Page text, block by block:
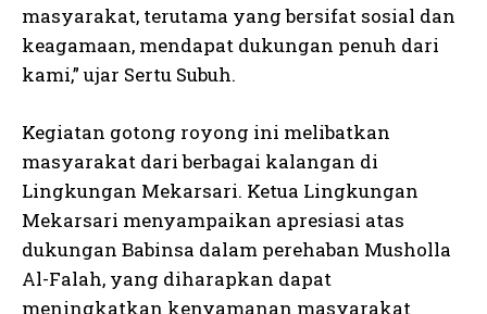
masyarakat, terutama yang bersifat sosial dan
keagamaan, mendapat dukungan penuh dari
kami,” ujar Sertu Subuh.
Kegiatan gotong royong ini melibatkan
masyarakat dari berbagai kalangan di
Lingkungan Mekarsari. Ketua Lingkungan
Mekarsari menyampaikan apresiasi atas
dukungan Babinsa dalam perehaban Musholla
Al-Falah, yang diharapkan dapat
meningkatkan kenyamanan masyarakat